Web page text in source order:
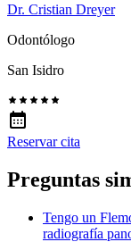
Dr. Cristian Dreyer
Odontólogo
San Isidro
Reservar cita
Preguntas
Tengo un
radiografía